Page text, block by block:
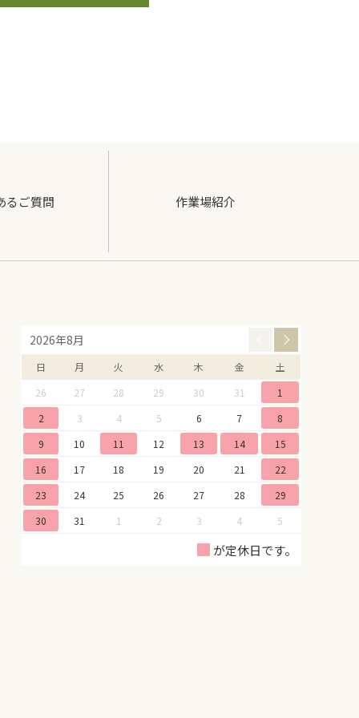
るご質問 作業場紹介
2026年8月
日 月 火 水 木 金
土
26
27 28 29 30 31
1
2
3 4 5 6 7
8
9
10 11 12 13 14
15
16
17 18 19 20 21
22
23
24 25 26 27 28
29
30
31 1 2 3 4 5
が定休日です。